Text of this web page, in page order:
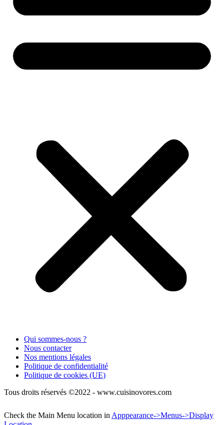
Qui sommes-nous ?
Nous contacter
Nos mentions légales
Politique de confidentialité
Politique de cookies (UE)
Tous droits réservés ©2022 - www.cuisinovores.com
Check the Main Menu location inApppearance->Menus->Display